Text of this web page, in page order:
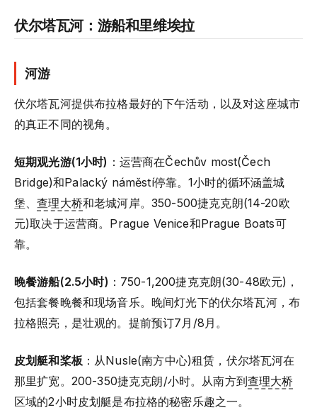
伏尔塔瓦河：游船和里维埃拉
河游
伏尔塔瓦河提供布拉格最好的下午活动，以及对这座城市
的真正不同的视角。
短期观光游(1小时) ：运营商在Čechův most(Čech
Bridge)和Palacký náměstí停靠。1小时的循环涵盖城
堡、查理大桥和老城河岸。350-500捷克克朗(14-20欧
元)取决于运营商。Prague Venice和Prague Boats可
靠。
晚餐游船(2.5小时) ：750-1,200捷克克朗(30-48欧元)，
包括套餐晚餐和现场音乐。晚间灯光下的伏尔塔瓦河，布
拉格照亮，是壮观的。提前预订7月/8月。
皮划艇和桨板：从Nusle(南方中心)租赁，伏尔塔瓦河在
那里扩宽。200-350捷克克朗/小时。从南方到查理大桥
区域的2小时皮划艇是布拉格的秘密乐趣之一。